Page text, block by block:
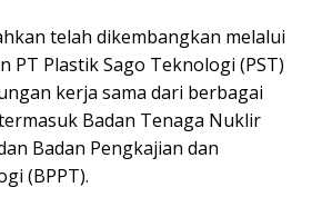
telah dikembangkan melalui
PT Plastik Sago Teknologi (PST)
kerja sama dari berbagai
Badan Tenaga Nuklir
Badan Pengkajian dan
(BPPT).